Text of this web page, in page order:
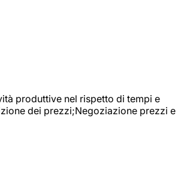
produttive nel rispetto di tempi e
dei prezzi;Negoziazione prezzi e